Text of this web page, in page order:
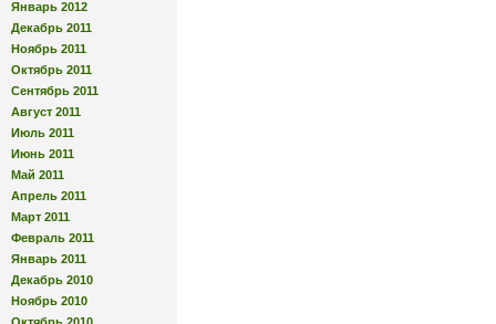
Январь 2012
Декабрь 2011
Ноябрь 2011
Октябрь 2011
Сентябрь 2011
Август 2011
Июль 2011
Июнь 2011
Май 2011
Апрель 2011
Март 2011
Февраль 2011
Январь 2011
Декабрь 2010
Ноябрь 2010
Октябрь 2010